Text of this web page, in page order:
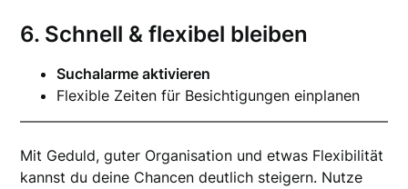
6. Schnell & flexibel bleiben
Suchalarme aktivieren
Flexible Zeiten für Besichtigungen einplanen
Mit Geduld, guter Organisation und etwas Flexibilität
kannst du deine Chancen deutlich steigern. Nutze